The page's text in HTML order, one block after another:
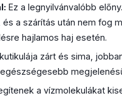
Ez a legnyilvánvalóbb
a szárítás után nem fog
hajlamos haj esetén.
zárt és sima,
a vízmolekulákat